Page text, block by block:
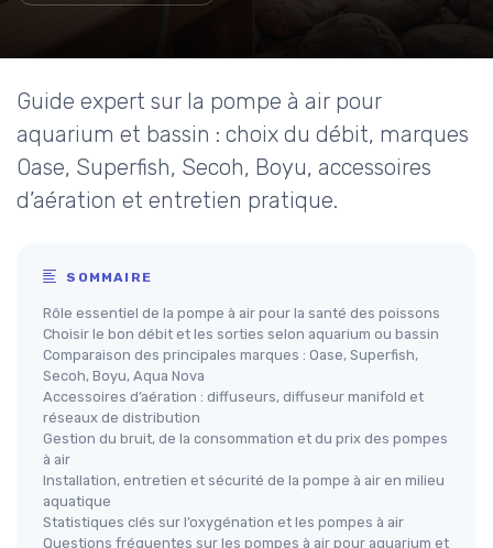
Guide expert sur la pompe à air pour
aquarium et bassin : choix du débit, marques
Oase, Superfish, Secoh, Boyu, accessoires
d’aération et entretien pratique.
SOMMAIRE
Rôle essentiel de la pompe à air pour la santé des poissons
Choisir le bon débit et les sorties selon aquarium ou bassin
Comparaison des principales marques : Oase, Superfish,
Secoh, Boyu, Aqua Nova
Accessoires d’aération : diffuseurs, diffuseur manifold et
réseaux de distribution
Gestion du bruit, de la consommation et du prix des pompes
à air
Installation, entretien et sécurité de la pompe à air en milieu
aquatique
Statistiques clés sur l’oxygénation et les pompes à air
Questions fréquentes sur les pompes à air pour aquarium et